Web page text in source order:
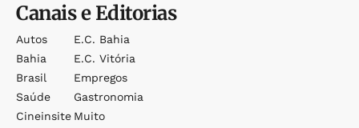
Canais e Editorias
Autos
Bahia
Brasil
Saúde
Cineinsite
E.c. Bahia
E.c. Vitória
Empregos
Gastronomia
Muito